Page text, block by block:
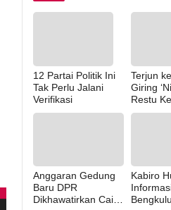
12 Partai Politik Ini
Tak Perlu Jalani
Verifikasi
Terjun
Giring
Restu
Anggaran Gedung
Baru DPR
Dikhawatirkan Cair
Kabiro